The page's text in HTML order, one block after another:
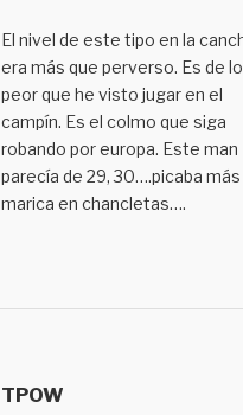
El nivel de este tipo en la
era más que perverso. Es de lo
peor que he visto jugar en el
campín. Es el colmo que siga
robando por europa. Este man
parecía de 29, 30….picaba más
marica en chancletas….
TPOW